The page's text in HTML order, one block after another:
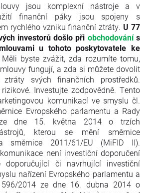
jsou komplexní nástroje a v
finanční páky jsou spojeny s
rychlého vzniku finanční ztráty. U 77
investorů došlo při obchodovánís
u tohoto poskytovatele ke
byste zvážit, zda rozumíte tomu,
fungují, a zda si můžete dovolit
svých finančních prostředků.
Investujte zodpovědně. Tento
komunikací ve smyslu čl.
Evropského parlamentu a Rady
ze dne 15. května 2014 o trzích
kterou se mění směrnice
směrnice 2011/61/EU (MiFID II).
není investiční doporučení
doporučující či navrhující investiční
nařízení Evropského parlamentu a
2014 ze dne 16. dubna 2014 o